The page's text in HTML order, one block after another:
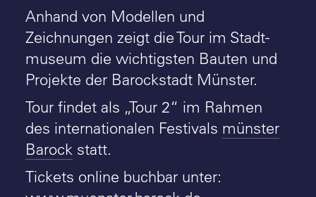
Anhand von Modellen und
Zeichnungen zeigt die Tour im Stadt-
museum die wichtigsten Bauten und
Projekte der Barockstadt Münster.
Tour findet als „Tour 2“ im Rahmen
des internationalen Festivals münster
Barock statt.
Tickets online buchbar unter: